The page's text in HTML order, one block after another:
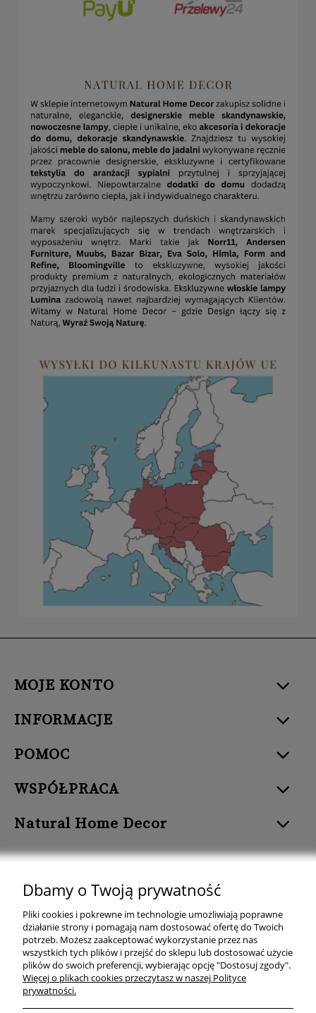
MOJE KONTO
INFORMACJE
POMOC
WSPÓŁPRACA
Natural Home Decor
Natural Home Decor | E-mail: sklep at naturalhomedecor.pl | Tel.:
507 707 299 | NIP: 7971800592 | REGON: 381429127
Copyright © 2026 - Naturalhomedecor.pl
Dbamy o Twoją prywatność
Pliki cookies i pokrewne im technologie umożliwiają poprawne
działanie strony i pomagają nam dostosować ofertę do Twoich
potrzeb. Możesz zaakceptować wykorzystanie przez nas
wszystkich tych plików i przejść do sklepu lub dostosować użycie
plików do swoich preferencji, wybierając opcję "Dostosuj zgody".
Więcej o plikach cookies przeczytasz w naszej Polityce
prywatności.